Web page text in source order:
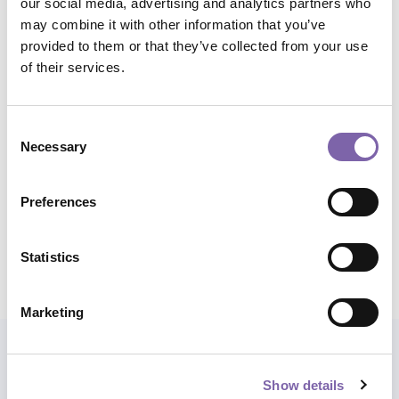
our social media, advertising and analytics partners who
may combine it with other information that you’ve
provided to them or that they’ve collected from your use
of their services.
Selection
Necessary
Preferences
Statistics
Marketing
Show details
Ambiti tematici: Digitalizzazione e tecnologie per il
patrimonio, Gestione, pianificazione e sviluppo
Sostenibilità e modelli di gestione
Ambiti di applicazione:
Durata complessiva:
Condividi corso